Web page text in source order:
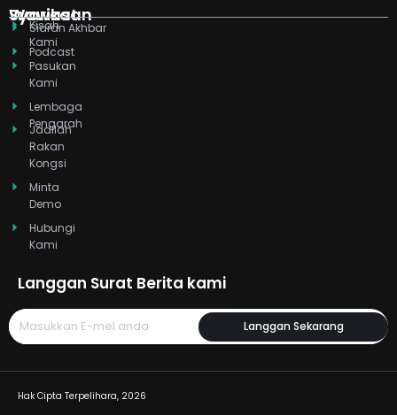
d
n
t
t
e
r
g o
k b
e
Syarikat
Kisah
Kami
Pasukan
Kami
Lembaga
Pengarah
Jadilah
Rakan
Kongsi
Minta
Demo
Hubungi
Kami
Wawasan
Siaran Akhbar
Podcast
Langgan Surat Berita kami
Langgan Sekarang
Hak Cipta Terpelihara, 2026